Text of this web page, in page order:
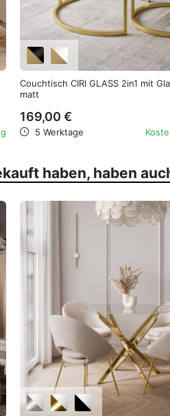
Couchtisch CIRI GLASS 2in1 mit
matt
169,00 €
5 Werktage
haben, haben